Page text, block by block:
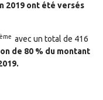
2019 ont été versés
ème avec un total de 416
de 80 % du montant